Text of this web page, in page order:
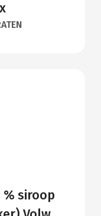
% siroop